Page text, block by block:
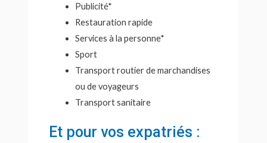
Publicité*
Restauration rapide
Services à la personne*
Sport
Transport routier de marchandises
ou de voyageurs
Transport sanitaire
Et pour vos expatriés :